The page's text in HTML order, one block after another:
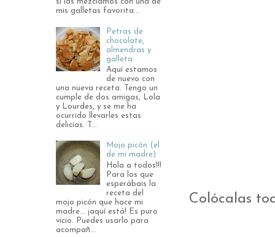
Colócalas
si las mezclamos con una de
mis galletas favorita...
Petras de
chocolate,
almendras y
galleta
Aquí estamos
de nuevo con
una nueva receta. Tengo un
cumple de dos amigas, Lola
y Lourdes, y se me ha
ocurrido llevarles estas
delicias. T...
Mojo picón (el
de mi madre)
Hola a todos!!!
Para los que
esperábais la
receta del
mojo picón que hace mi
madre... ¡aquí está! Es puro
vicio. Puedes usarlo para
acompañ...